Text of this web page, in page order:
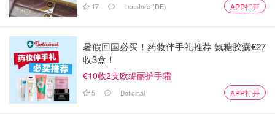
17 Lenstore (DE) APP打开
暑假回国必买！药妆伴手礼推荐 氨糖胶囊€27
收3盒！
€10收2支欧缇丽护手霜
5 Boticinal APP打开